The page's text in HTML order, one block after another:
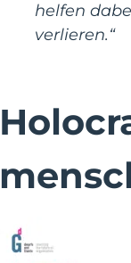
helfen
verlieren.“